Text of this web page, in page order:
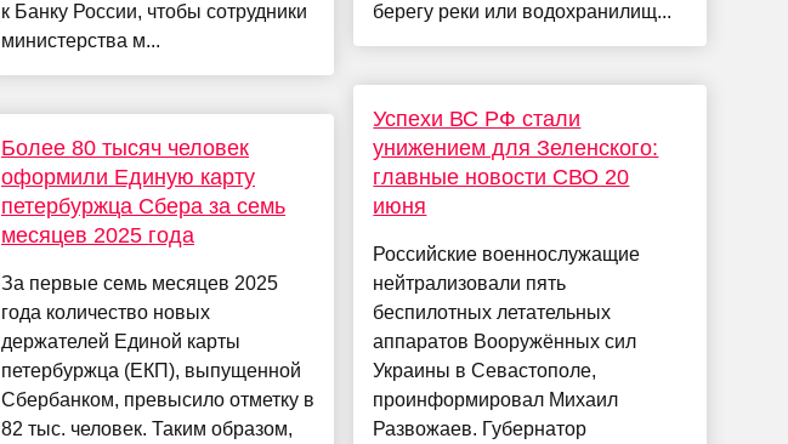
к Банку России, чтобы сотрудники
министерства м...
Более 80 тысяч человек
оформили Единую карту
петербуржца Сбера за семь
месяцев 2025 года
За первые семь месяцев 2025
года количество новых
держателей Единой карты
петербуржца (ЕКП), выпущенной
Сбербанком, превысило отметку в
82 тыс. человек. Таким образом,
берегу реки или водохранилищ...
Успехи ВС РФ стали
унижением для Зеленского:
главные новости СВО 20
июня
Российские военнослужащие
нейтрализовали пять
беспилотных летательных
аппаратов Вооружённых сил
Украины в Севастополе,
проинформировал Михаил
Развожаев. Губернатор